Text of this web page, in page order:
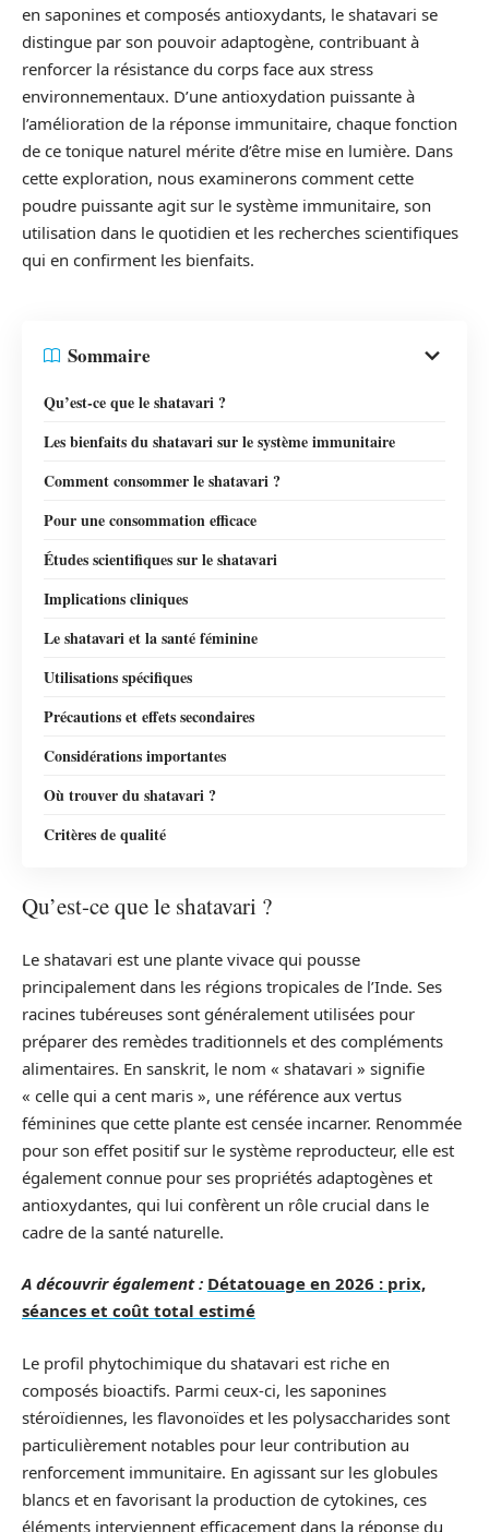
en saponines et composés antioxydants, le shatavari se
distingue par son pouvoir adaptogène, contribuant à
renforcer la résistance du corps face aux stress
environnementaux. D’une antioxydation puissante à
l’amélioration de la réponse immunitaire, chaque fonction
de ce tonique naturel mérite d’être mise en lumière. Dans
cette exploration, nous examinerons comment cette
poudre puissante agit sur le système immunitaire, son
utilisation dans le quotidien et les recherches scientifiques
qui en confirment les bienfaits.
Sommaire
Qu’est-ce que le shatavari ?
Les bienfaits du shatavari sur le système immunitaire
Comment consommer le shatavari ?
Pour une consommation efficace
Études scientifiques sur le shatavari
Implications cliniques
Le shatavari et la santé féminine
Utilisations spécifiques
Précautions et effets secondaires
Considérations importantes
Où trouver du shatavari ?
Critères de qualité
Qu’est-ce que le shatavari ?
Le shatavari est une plante vivace qui pousse
principalement dans les régions tropicales de l’Inde. Ses
racines tubéreuses sont généralement utilisées pour
préparer des remèdes traditionnels et des compléments
alimentaires. En sanskrit, le nom « shatavari » signifie
« celle qui a cent maris », une référence aux vertus
féminines que cette plante est censée incarner. Renommée
pour son effet positif sur le système reproducteur, elle est
également connue pour ses propriétés adaptogènes et
antioxydantes, qui lui confèrent un rôle crucial dans le
cadre de la santé naturelle.
A découvrir également : Détatouage en 2026 : prix,
séances et coût total estimé
Le profil phytochimique du shatavari est riche en
composés bioactifs. Parmi ceux-ci, les saponines
stéroïdiennes, les flavonoïdes et les polysaccharides sont
particulièrement notables pour leur contribution au
renforcement immunitaire. En agissant sur les globules
blancs et en favorisant la production de cytokines, ces
éléments interviennent efficacement dans la réponse du